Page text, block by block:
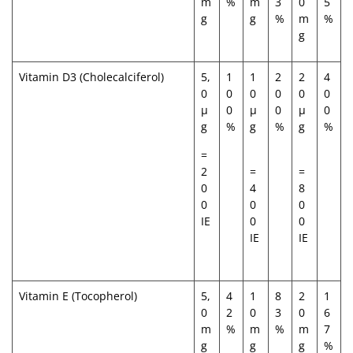
g
g
%
m
g
%
Vitamin D3 (Cholecalciferol)
5,
0
μ
g
=
2
0
0
IE
1
0
0
%
1
0
μ
g
=
4
0
0
IE
2
0
0
%
2
0
μ
g
=
8
0
0
IE
4
0
0
%
Vitamin E (Tocopherol)
5,
0
m
g
4
2
%
1
0
m
g
8
3
%
2
0
m
g
1
6
7
%